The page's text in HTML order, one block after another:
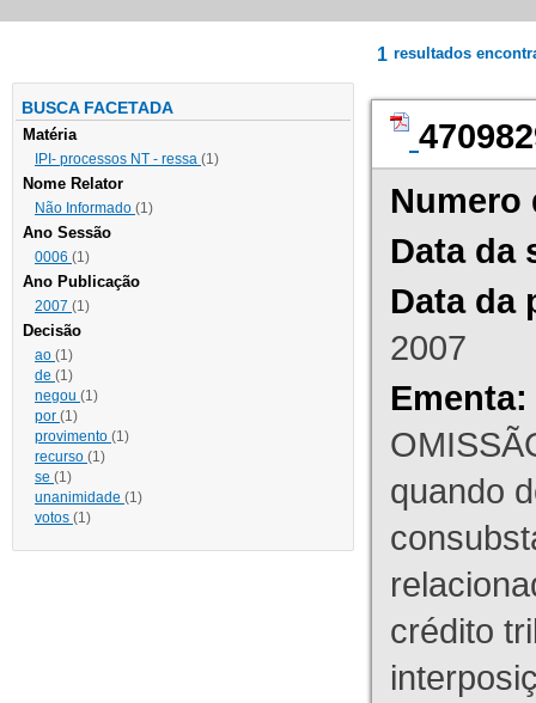
BUSCA FACETADA
Matéria
IPI- processos NT - ressa (1)
Nome Relator
Não Informado (1)
Ano Sessão
0006 (1)
Ano Publicação
2007 (1)
Decisão
ao (1)
de (1)
negou (1)
por (1)
provimento (1)
recurso (1)
se (1)
unanimidade (1)
votos (1)
1 resultados
Numero
Data da
Data da
2007
Ementa:
quando
crédito